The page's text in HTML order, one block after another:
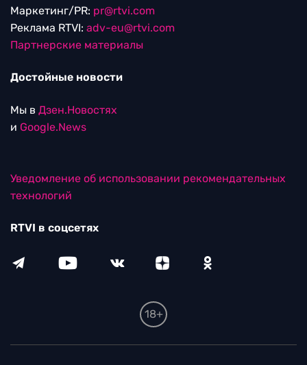
Маркетинг/PR: pr@rtvi.com
Реклама RTVI: adv-eu@rtvi.com
Партнерские материалы
Достойные новости
Мы в Дзен.Новостях
и Google.News
Уведомление об использовании рекомендательных
технологий
RTVI в соцсетях
18+